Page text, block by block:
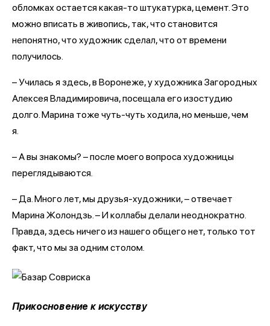
обломках остается какая-то штукатурка, цемент. Это
можно вписать в живопись, так, что становится
непонятно, что художник сделал, что от времени
получилось.
– Училась я здесь, в Воронеже, у художника Загородных
Алексея Владимировича, посещала его изостудию
долго. Марина тоже чуть-чуть ходила, но меньше, чем
я.
– А вы знакомы? – после моего вопроса художницы
переглядываются.
– Да. Много лет, мы друзья-художники, – отвечает
Марина Жолондзь. – И коллабы делали неоднократно.
Правда, здесь ничего из нашего общего нет, только тот
факт, что мы за одним столом.
Прикосновение к искусству